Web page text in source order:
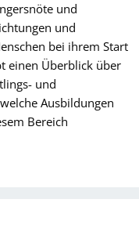
und
und
bei ihrem Start
einen Überblick über
und
Ausbildungen
Bereich